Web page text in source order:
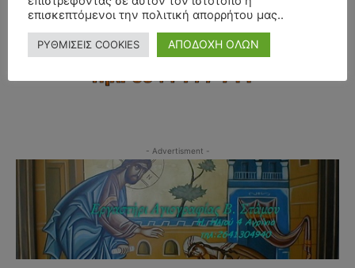
- Advertisment -
επισκεπτόμενοι την πολιτική απορρήτου μας..
ΡΥΘΜΙΣΕΙΣ COOKIES ΑΠΟΔΟΧΗ ΟΛΩΝ